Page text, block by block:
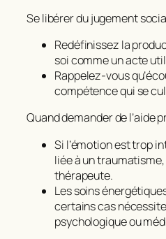
Se libérer du jugement
Redéfinissez la
soi comme un acte
Rappelez-vous
compétence qui se
Quand demander de l’aide
Si l’émotion est trop
liée à un
thérapeute.
Les soins
certains cas
psychologique ou